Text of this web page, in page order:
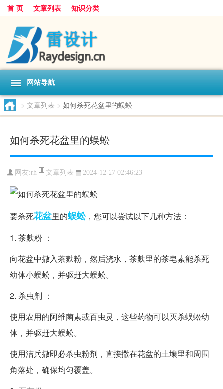
首 页 文章列表 知识分类
网站导航
> 文章列表 > 如何杀死花盆里的蜈蚣
如何杀死花盆里的蜈蚣
网友:rh 文章列表 2024-12-27 02:46:23
要杀死花盆里的蜈蚣，您可以尝试以下几种方法：
1. 茶麸粉 ：
向花盆中撒入茶麸粉，然后浇水，茶麸里的茶皂素能杀死
幼体小蜈蚣，并驱赶大蜈蚣。
2. 杀虫剂 ：
使用农用的阿维菌素或百虫灵，这些药物可以灭杀蜈蚣幼
体，并驱赶大蜈蚣。
使用洁兵撒即必杀虫粉剂，直接撒在花盆的土壤里和周围
角落处，确保均匀覆盖。